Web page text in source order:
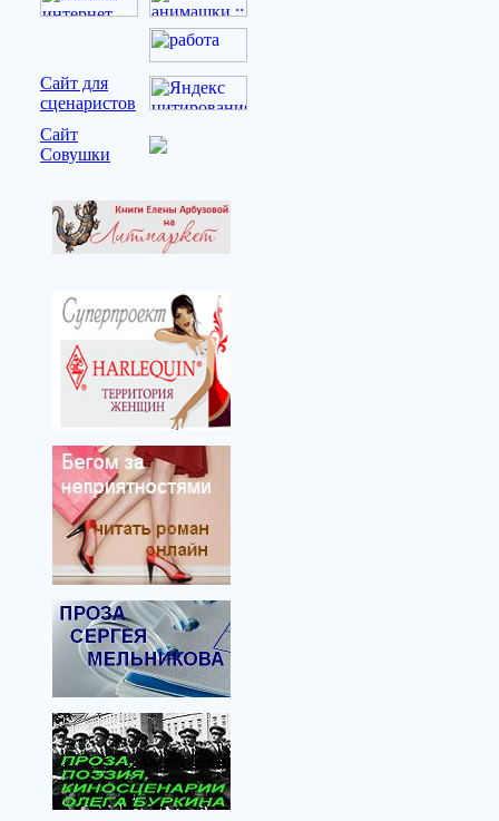
Сайт для
сценаристов
Сайт
Совушки